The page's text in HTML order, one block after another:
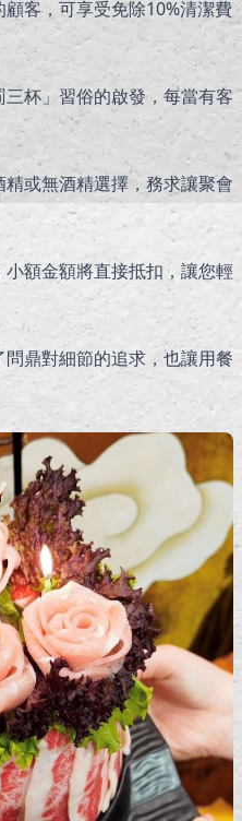
客，可享受免除10%清潔費
杯」習俗的啟發，每當有客
或無酒精選擇，務求讓聚會
額金額將直接抵扣，讓您輕
鼎對細節的追求，也讓用餐